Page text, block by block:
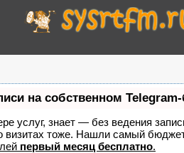
на собственном Telegram-
услуг, знает — без ведения
визитах тоже. Нашли самый
первый месяц бесплатно.